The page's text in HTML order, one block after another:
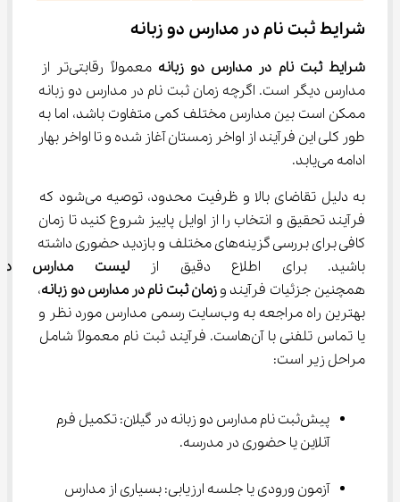
شرایط ثبت نام در مدارس دو زبانه
شرایط ثبت نام در مدارس دو زبانه
معمولاً رقابتی‌تر از
مدارس دیگر است. اگرچه زمان ثبت نام در مدارس دو زبانه
ممکن است بین مدارس مختلف کمی متفاوت باشد، اما به
طور کلی این فرآیند از اواخر زمستان آغاز شده و تا اواخر بهار
ادامه می‌یابد.
به دلیل تقاضای بالا و ظرفیت محدود، توصیه می‌شود که
فرآیند تحقیق و انتخاب را از اوایل پاییز شروع کنید تا زمان
کافی برای بررسی گزینه‌های مختلف و بازدید حضوری داشته
باشید. برای اطلاع دقیق از لیست مدارس
همچنین جزئیات فرآیند و زمان ثبت نام در مدارس دو زبانه،
بهترین راه مراجعه به وب‌سایت رسمی مدارس مورد نظر و
یا تماس تلفنی با آن‌هاست. فرآیند ثبت ‌نام معمولاً شامل
مراحل زیر است:
پیش‌ثبت ‌نام مدارس دو زبانه در گیلان: تکمیل فرم
آنلاین یا حضوری در مدرسه.
آزمون ورودی یا جلسه ارزیابی: بسیاری از مدارس